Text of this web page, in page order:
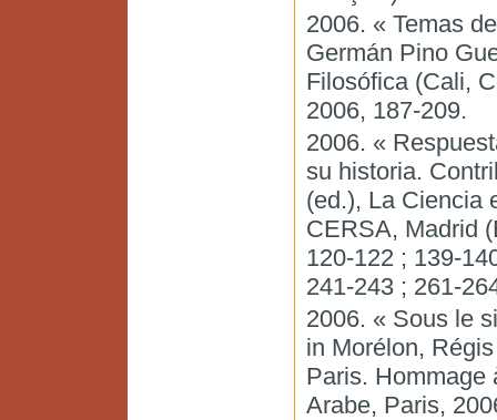
2006. « Temas
Germán Pino
Filosófica (Cali,
2006, 187-209.
2006. «
su historia.
(ed.), La Ciencia
CERSA, Madrid
120-122 ; 139-
241-243 ; 261-
2006. « Sous le
in Morélon,
Paris. Hommage
Arabe, Paris,